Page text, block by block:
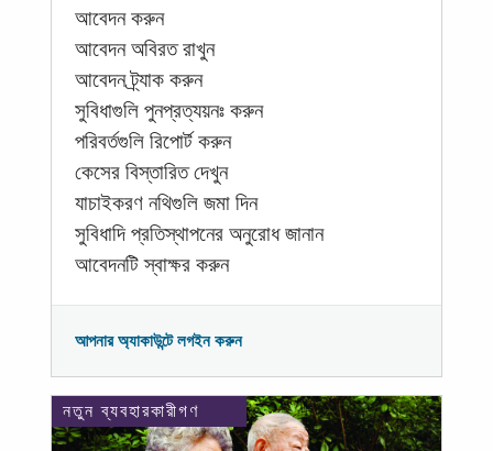
আবেদন করুন
আবেদন অবিরত রাখুন
আবেদন ট্র্যাক করুন
সুবিধাগুলি পুনপ্রত্যয়নঃ করুন
পরিবর্তগুলি রিপোর্ট করুন
কেসের বিস্তারিত দেখুন
যাচাইকরণ নথিগুলি জমা দিন
সুবিধাদি প্রতিস্থাপনের অনুরোধ জানান
আবেদনটি স্বাক্ষর করুন
আপনার অ্যাকাউন্টে লগইন করুন
নতুন ব্যবহারকারীগণ